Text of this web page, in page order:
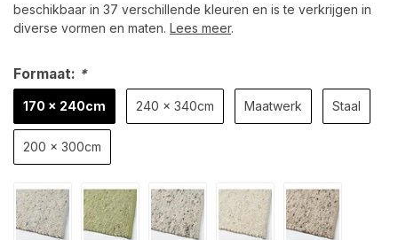
beschikbaar in 37 verschillende kleuren en is te verkrijgen in
diverse vormen en maten. Lees meer.
Formaat: *
170 x 240cm 240 x 340cm Maatwerk Staal
200 x 300cm